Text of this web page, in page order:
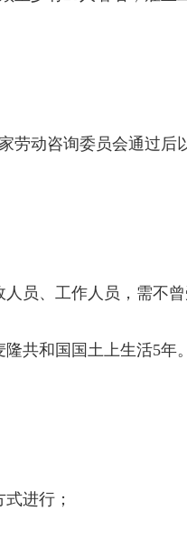
动咨询委员会通过后
人员、工作人员，需不
隆共和国国土上生活5年
进行；